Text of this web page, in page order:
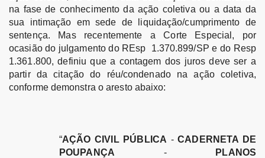
na fase de conhecimento da ação coletiva ou a data da
sua intimação em sede de liquidação/cumprimento de
sentença. Mas recentemente a Corte Especial, por
ocasião do julgamento do REsp 1.370.899/SP e do Resp
1.361.800, definiu que a contagem dos juros deve ser a
partir da citação do réu/condenado na ação coletiva,
conforme demonstra o aresto abaixo:
“AÇÃO CIVIL PÚBLICA -CADERNETA DE
POUPANÇA -
PLANOS